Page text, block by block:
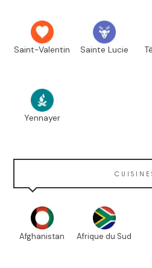
Saint-Valentin Sainte Lucie
Yennayer
Afghanistan Afrique du Sud